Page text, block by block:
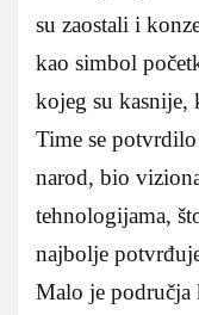
su zaostali i
kao simbol
kojeg su
Time se
narod, bio
tehnologijama,
najbolje
Malo je područja